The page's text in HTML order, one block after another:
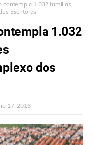
contempla 1.032 famílias
Escritores
1.032
dos
17, 2016